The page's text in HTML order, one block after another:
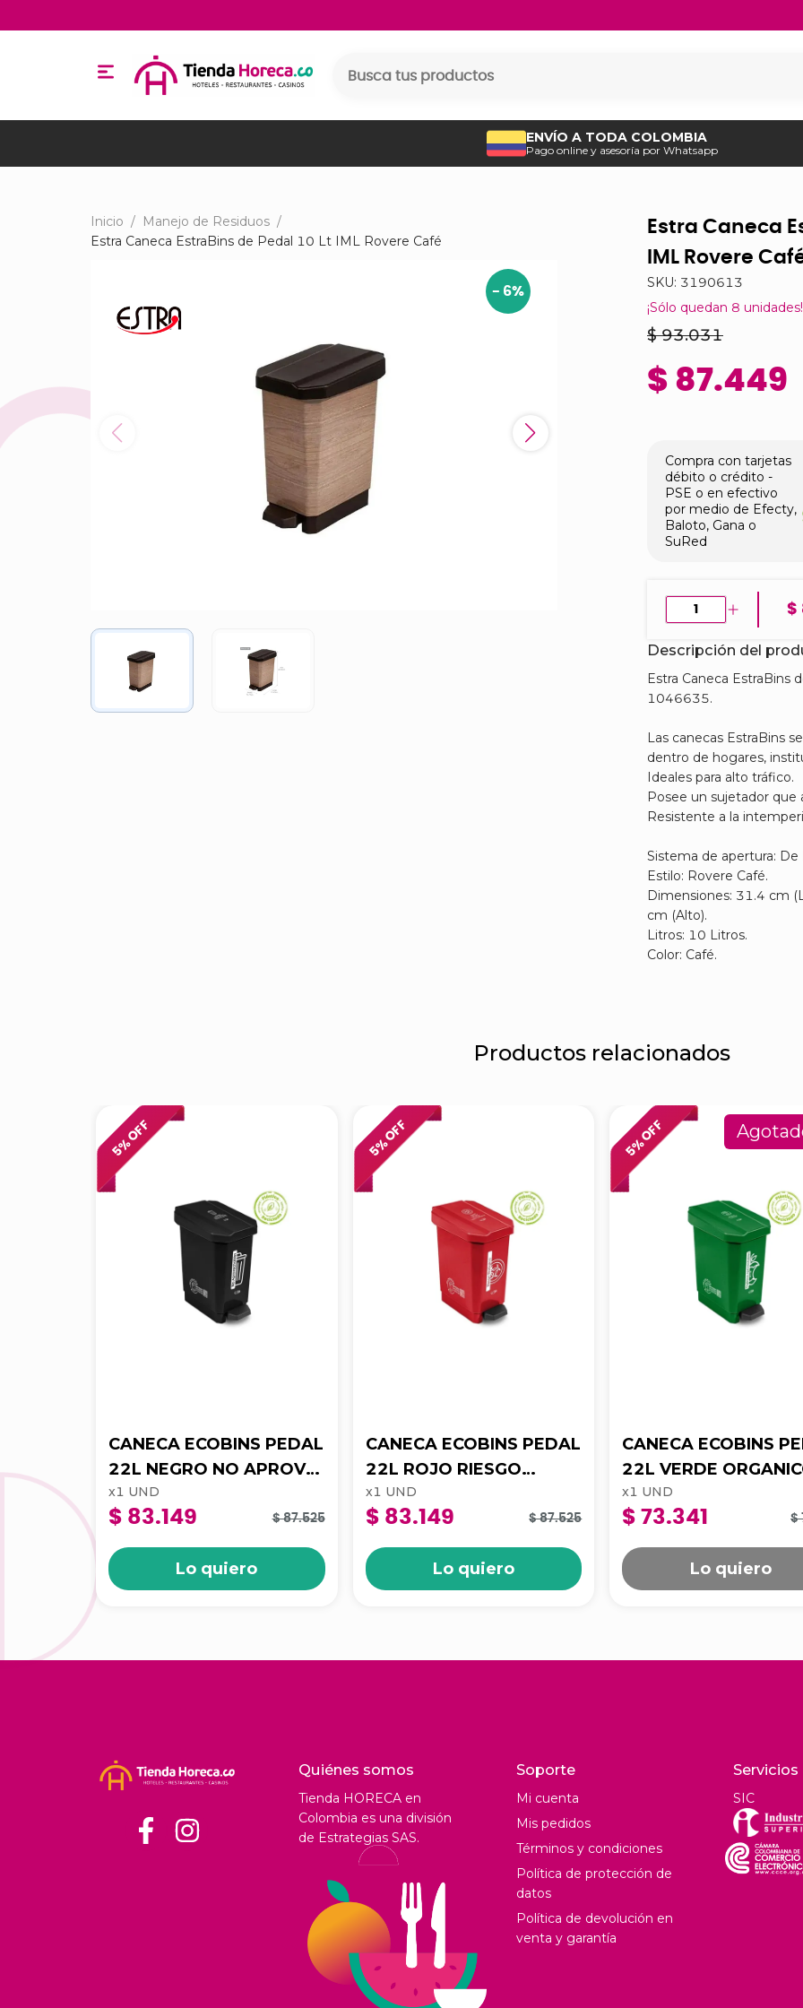
ENVÍO A TODA COLOMBIA
Pago online y asesoría por Whatsapp
Inicio / Manejo de Residuos /
Estra Caneca EstraBins de Pedal 10 Lt IML Rovere Café
- 6%
Estra Caneca
IML Rovere
SKU: 3190613
¡Sólo quedan 8 unidades!
$ 93.031
$ 87.449
Compra con tarjetas
débito o crédito -
PSE o en efectivo
por medio de Efecty,
Baloto, Gana o
SuRed
$
Descripción del
​Estra Caneca EstraBins
1046635.
Las canecas EstraBins
dentro de hogares,
Ideales para alto tráfico.
Posee un sujetador que
Resistente a la
Sistema de apertura: De
Estilo: Rovere Café.
Dimensiones: 31.4 cm
cm (Alto).
Litros: 10 Litros.
Color: Café.
Productos relacionados
5
% OFF
CANECA ECOBINS PEDAL
22L NEGRO NO APROV
4-1050174
x1 UND
$ 83.149 $ 87.525
Lo quiero
5
% OFF
CANECA ECOBINS PEDAL
22L ROJO RIESGO
BIOLOGICO APROV 4-
1050173
x1 UND
$ 83.149 $ 87.525
Lo quiero
5
% OFF
CANECA ECOBINS
22L VERDE
APROV 4-1050172
x1 UND
$ 73.341 $
Lo quiero
Quiénes somos
Tienda HORECA en
Colombia es una división
de Estrategias SAS.
Soporte
Mi cuenta
Mis pedidos
Términos y condiciones
Política de protección de
datos
Política de devolución en
venta y garantía
Servicios
SIC